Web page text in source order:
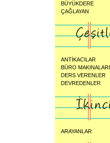
BÜYÜKDERE
ÇAĞLAYAN
ANTİKACILAR
BÜRO MAKINALARI
DERS VERENLER
DEVREDENLER
ARAYANLAR